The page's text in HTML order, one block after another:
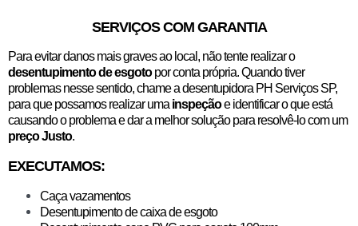
SERVIÇOS COM GARANTIA
Para evitar danos mais graves ao local, não tente realizar o
desentupimento de esgotopor conta própria. Quando tiver
problemas nesse sentido, chame a desentupidora PH Serviços SP,
para que possamos realizar uma inspeçãoe identificar o que está
causando o problema e dar a melhor solução para resolvê-lo com um
preço Justo.
EXECUTAMOS:
Caça vazamentos
Desentupimento de caixa de esgoto